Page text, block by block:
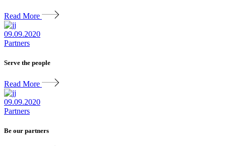
Read More
09.09.2020
Partners
Serve the people
Read More
09.09.2020
Partners
Be our partners